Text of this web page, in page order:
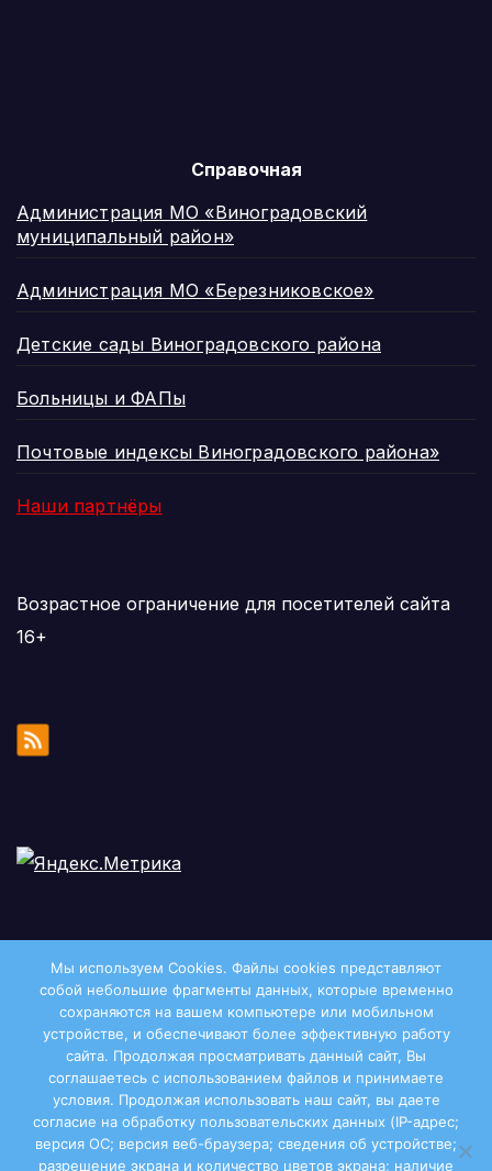
Справочная
Администрация МО «Виноградовский
муниципальный район»
Администрация МО «Березниковское»
Детские сады Виноградовского района
Больницы и ФАПы
Почтовые индексы Виноградовского района»
Наши партнёры
Возрастное ограничение для посетителей сайта
16+
Двиноважье
Мы используем Cookies. Файлы сookies представляют
собой небольшие фрагменты данных, которые временно
сохраняются на вашем компьютере или мобильном
устройстве, и обеспечивают более эффективную работу
сайта. Продолжая просматривать данный сайт, Вы
соглашаетесь с использованием файлов и принимаете
условия. Продолжая использовать наш сайт, вы даете
согласие на обработку пользовательских данных (IP-адрес;
версия ОС; версия веб-браузера; сведения об устройстве;
разрешение экрана и количество цветов экрана; наличие